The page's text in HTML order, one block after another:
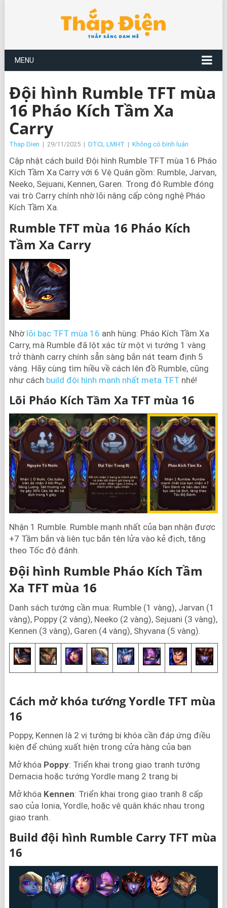
MENU
Đội hình Rumble TFT mùa
16 Pháo Kích Tầm Xa
Carry
Thap Dien | 29/11/2025 | DTCL LMHT | Không có bình luận
Cập nhật cách build Đội hình Rumble TFT mùa 16 Pháo
Kích Tầm Xa Carry với 6 Vệ Quân gồm: Rumble, Jarvan,
Neeko, Sejuani, Kennen, Garen. Trong đó Rumble đóng
vai trò Carry chính nhờ lõi nâng cấp công nghệ Pháo
Kích Tầm Xa.
Rumble TFT mùa 16 Pháo Kích
Tầm Xa Carry
Nhờ lõi bạc TFT mùa 16 anh hùng: Pháo Kích Tầm Xa
Carry, mà Rumble đã lột xác từ một vị tướng 1 vàng
trở thành carry chính sẵn sàng bắn nát team định 5
vàng. Hãy cùng tìm hiều về cách lên đồ Rumble, cũng
như cách build đội hình mạnh nhất meta TFT nhé!
Lõi Pháo Kích Tầm Xa TFT mùa 16
Nhận 1 Rumble. Rumble mạnh nhất của bạn nhận được
+7 Tầm bắn và liên tục bắn tên lửa vào kẻ địch, tăng
theo Tốc độ đánh.
Đội hình Rumble Pháo Kích Tầm
Xa TFT mùa 16
Danh sách tướng cần mua: Rumble (1 vàng), Jarvan (1
vàng), Poppy (2 vàng), Neeko (2 vàng), Sejuani (3 vàng),
Kennen (3 vàng), Garen (4 vàng), Shyvana (5 vàng).
Cách mở khóa tướng Yordle TFT mùa
16
Poppy, Kennen là 2 vị tướng bị khóa cần đáp ứng điều
kiện để chúng xuất hiện trong cửa hàng của bạn
Mở khóa Poppy: Triển khai trong giao tranh tướng
Demacia hoặc tướng Yordle mang 2 trang bị
Mở khóa Kennen: Triển khai trong giao tranh 8 cấp
sao của Ionia, Yordle, hoặc vệ quân khác nhau trong
giao tranh.
Build đội hình Rumble Carry TFT mùa
16